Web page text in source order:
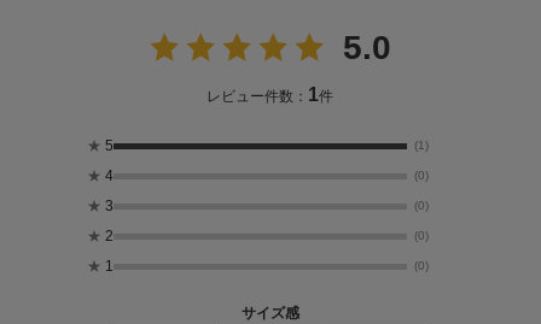
5.0
レビュー件数： 1件
★ 5 (1)
★ 4 (0)
★ 3 (0)
★ 2 (0)
★ 1 (0)
サイズ感